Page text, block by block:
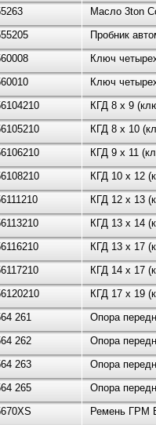
Масло 3ton
Пробник
Ключ
Ключ
КГД 8 х 9
КГД 8 х 10
КГД 9 х 11
КГД 10 х 12
КГД 12 х 13
КГД 13 х 14
КГД 13 х 17
КГД 14 х 17
КГД 17 х 19
261
Опора
262
Опора
263
Опора
265
Опора
Ремень ГРМ